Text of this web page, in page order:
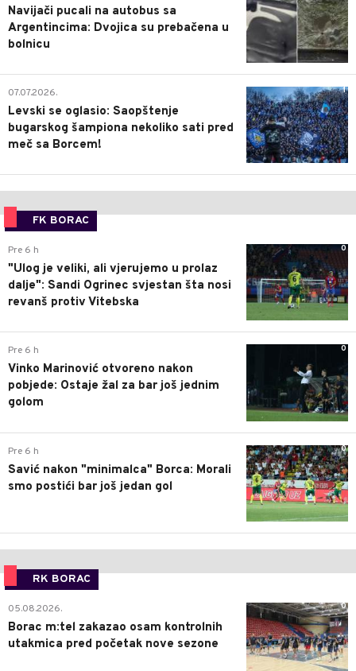
Navijači pucali na autobus sa
Argentincima: Dvojica su prebačena u
bolnicu
1
07.07.2026.
Levski se oglasio: Saopštenje
bugarskog šampiona nekoliko sati pred
meč sa Borcem!
FK BORAC
0
Pre 6 h
"Ulog je veliki, ali vjerujemo u prolaz
dalje": Sandi Ogrinec svjestan šta nosi
revanš protiv Vitebska
0
Pre 6 h
Vinko Marinović otvoreno nakon
pobjede: Ostaje žal za bar još jednim
golom
0
Pre 6 h
Savić nakon "minimalca" Borca: Morali
smo postići bar još jedan gol
RK BORAC
0
05.08.2026.
Borac m:tel zakazao osam kontrolnih
utakmica pred početak nove sezone